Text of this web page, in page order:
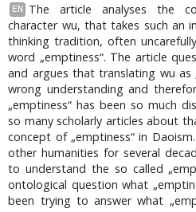
EN
The article analyses the
character wu, that takes such an
thinking tradition, often
word „emptiness“. The article
and argues that translating wu as
wrong understanding and
„emptiness“ has been so much
so many scholarly articles about
concept of „emptiness“ in
other humanities for several
to understand the so called
ontological question what
been trying to answer what